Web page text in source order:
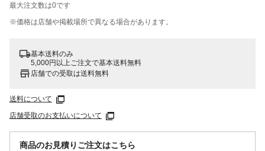
最大注文数は0です
※価格は​店舗や​掲載場所で​異なる​場合が​あります。
基本送料のみ
5,000円以上ご注文で基本送料無料
店舗での受取は送料無料
送料について
店舗受取のお支払いについて
商品のお見積りご注文はこちら